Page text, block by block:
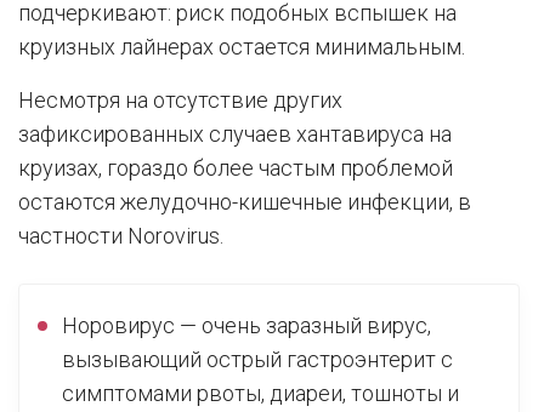
подчеркивают: риск подобных вспышек на
круизных лайнерах остается минимальным.
Несмотря на отсутствие других
зафиксированных случаев хантавируса на
круизах, гораздо более частым проблемой
остаются желудочно-кишечные инфекции, в
частности Norovirus.
Норовирус — очень заразный вирус,
вызывающий острый гастроэнтерит с
симптомами рвоты, диареи, тошноты и